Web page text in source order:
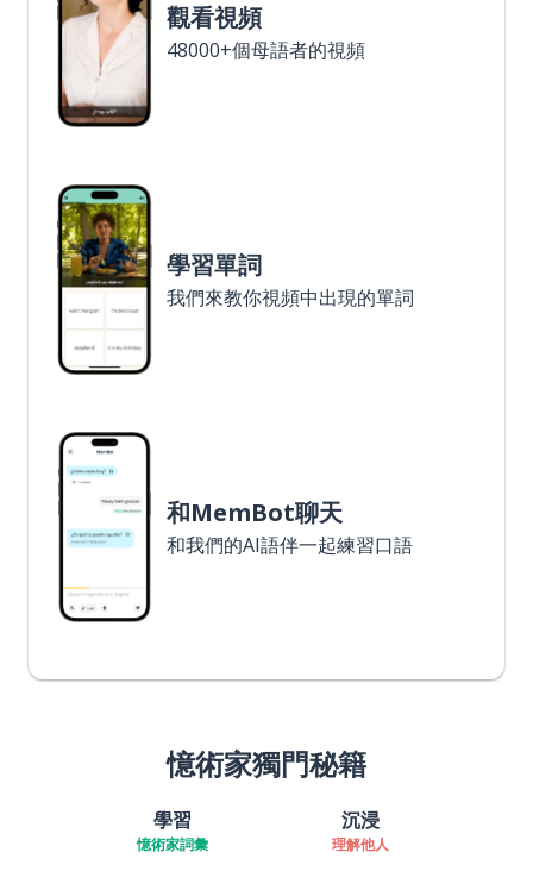
觀看視頻
48000+個母語者的視頻
學習單詞
我們來教你視頻中出現的單詞
和MemBot聊天
和我們的AI語伴一起練習口語
憶術家獨門秘籍
學習
憶術家詞彙
沉浸
理解他人